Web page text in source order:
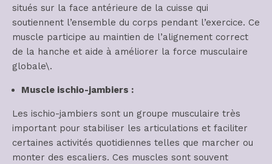
situés sur la face antérieure de la cuisse qui
soutiennent l’ensemble du corps pendant l’exercice. Ce
muscle participe au maintien de l’alignement correct
de la hanche et aide à améliorer la force musculaire
globale\.
Muscle ischio-jambiers :
Les ischio-jambiers sont un groupe musculaire très
important pour stabiliser les articulations et faciliter
certaines activités quotidiennes telles que marcher ou
monter des escaliers. Ces muscles sont souvent